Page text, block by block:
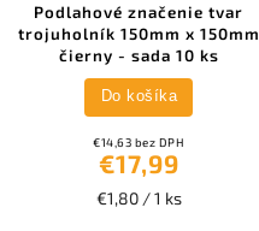
Podlahové značenie tvar
trojuholník 150mm x 150mm
čierny - sada 10 ks
€14,63 bez DPH
€17,99
€1,80 / 1 ks
Do košíka